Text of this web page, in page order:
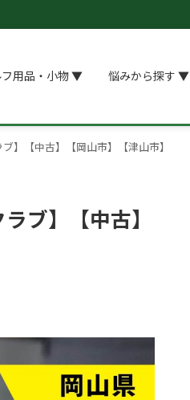
フ用品・小物 ▼ 悩みから探す ▼
】【中古】【岡山市】【津山市】
ブ】【中古】